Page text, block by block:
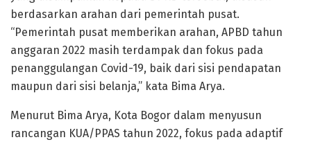
berdasarkan arahan dari pemerintah pusat.
“Pemerintah pusat memberikan arahan, APBD tahun
anggaran 2022 masih terdampak dan fokus pada
penanggulangan Covid-19, baik dari sisi pendapatan
maupun dari sisi belanja,” kata Bima Arya.
Menurut Bima Arya, Kota Bogor dalam menyusun
rancangan KUA/PPAS tahun 2022, fokus pada adaptif